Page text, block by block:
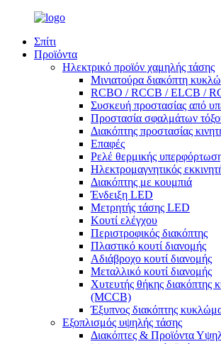
Σπίτι
Προϊόντα
Ηλεκτρικό προϊόν χαμηλής τάσης
Μινιατούρα διακόπτη
RCBO / RCCB / ELCB /
Συσκευή προστασίας από
Προστασία σφαλμάτων
Διακόπτης προστασίας
Επαφές
Ρελέ θερμικής
Ηλεκτρομαγνητικός
Διακόπτης με κουμπιά
Ένδειξη LED
Μετρητής τάσης LED
Κουτί ελέγχου
Περιστροφικός διακόπτης
Πλαστικό κουτί διανομής
Αδιάβροχο κουτί διανομής
Μεταλλικό κουτί διανομής
Χυτευτής θήκης διακόπτης
(MCCB)
Έξυπνος διακόπτης
Εξοπλισμός υψηλής τάσης
Διακόπτες & Προϊόντα